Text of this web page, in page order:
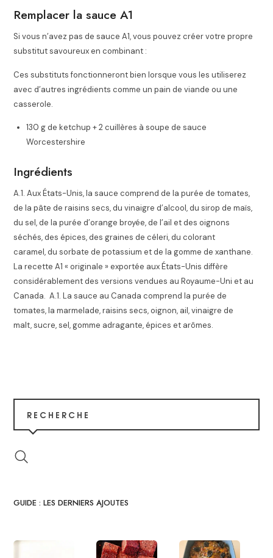
Remplacer la sauce A1
Si vous n’avez pas de sauce A1, vous pouvez créer votre propre
substitut savoureux en combinant :
Ces substituts fonctionneront bien lorsque vous les utiliserez
avec d’autres ingrédients comme un pain de viande ou une
casserole.
130 g de ketchup + 2 cuillères à soupe de sauce
Worcestershire
Ingrédients
A.1. Aux États-Unis, la sauce comprend de la purée de tomates,
de la pâte de raisins secs, du vinaigre d’alcool, du sirop de maïs,
du sel, de la purée d’orange broyée, de l’ail et des oignons
séchés, des épices, des graines de céleri, du colorant
caramel, du sorbate de potassium et de la gomme de xanthane.
La recette A1 « originale » exportée aux États-Unis diffère
considérablement des versions vendues au Royaume-Uni et au
Canada. A.1. La sauce au Canada comprend la purée de
tomates, la marmelade,raisins secs, oignon, ail, vinaigre de
malt, sucre, sel, gomme adragante, épices et arômes.
RECHERCHE
GUIDE : LES DERNIERS AJOUTES